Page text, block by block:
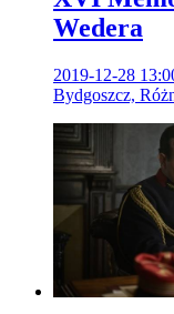
Wedera
2019-12-28
Bydgoszcz,